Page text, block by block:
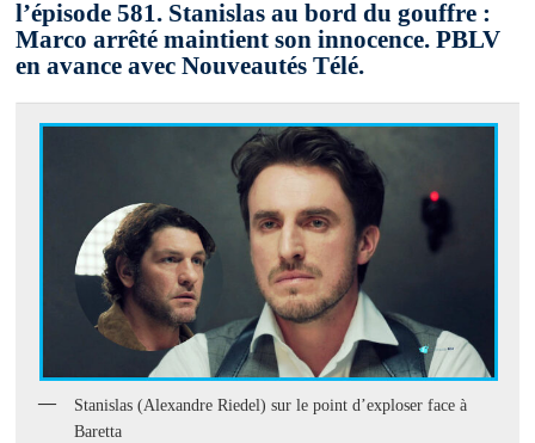
l’épisode 581. Stanislas au bord du gouffre :
Marco arrêté maintient son innocence. PBLV
en avance avec Nouveautés Télé.
Stanislas (Alexandre Riedel) sur le point d’exploser face à
Baretta